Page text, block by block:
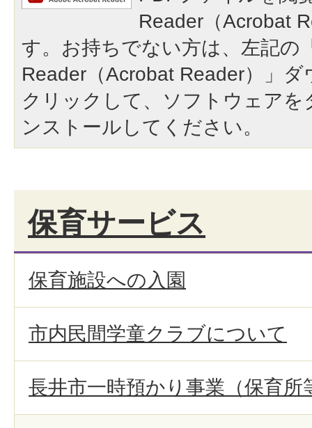
Reader（Acrobat
す。お持ちでない方は、左記の
Reader（Acrobat Reader）」
クリックして、ソフトウェア
ンストールしてください。
保育サービス
保育施設への入園
市内民間学童クラブについて
長井市一時預かり事業（保育所